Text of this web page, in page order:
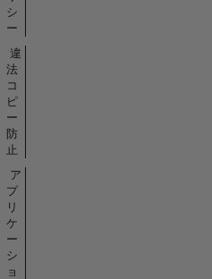
シ
ー
違
法
コ
ピ
ー
防
止
ア
プ
リ
ケ
ー
シ
ョ